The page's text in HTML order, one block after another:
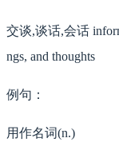
交谈,谈话,会话
ngs, and thoughts
例句：
用作名词(n.)